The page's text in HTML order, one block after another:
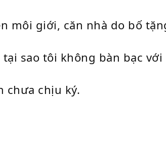
môi giới, căn nhà do bố
sao tôi không bàn bạc với
chưa chịu ký.